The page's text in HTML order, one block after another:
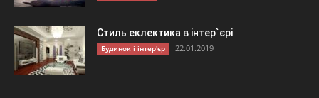
Стиль еклектика в інтер`єрі
Будинок і інтер'єр 22.01.2019